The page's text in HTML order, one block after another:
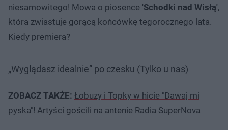
niesamowitego! Mowa o piosence 'Schodki nad Wisłą',
która zwiastuje gorącą końcówkę tegorocznego lata.
Kiedy premiera?
„Wyglądasz idealnie” po czesku (Tylko u nas)
ZOBACZ TAKŻE: Łobuzy i Topky w hicie "Dawaj mi
pyska"! Artyści gościli na antenie Radia SuperNova